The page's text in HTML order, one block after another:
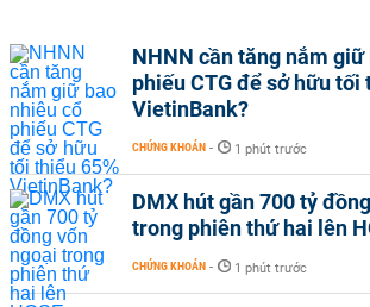
NHNN cần tăng nắm giữ
phiếu CTG để sở hữu tối
VietinBank?
CHỨNG KHOÁN - 1 phút trước
DMX hút gần 700 tỷ
trong phiên thứ hai lên
CHỨNG KHOÁN - 1 phút trước